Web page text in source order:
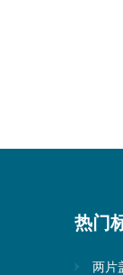
热门
两片